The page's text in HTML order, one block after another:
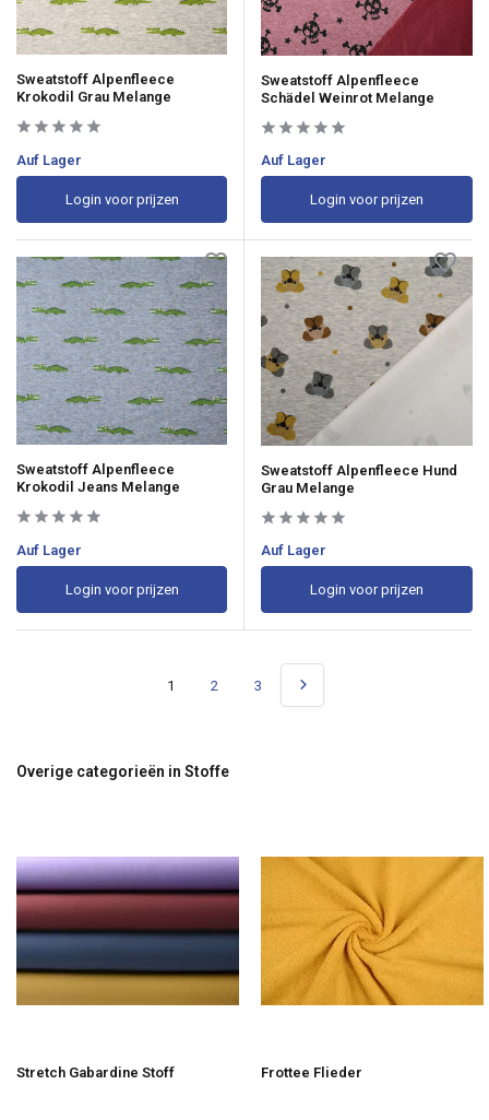
Sweatstoff Alpenfleece
Krokodil Grau Melange
Auf Lager
Login voor prijzen
Sweatstoff Alpenfleece
Schädel Weinrot Melange
Auf Lager
Login voor prijzen
Sweatstoff Alpenfleece
Krokodil Jeans Melange
Auf Lager
Login voor prijzen
Sweatstoff Alpenfleece Hund
Grau Melange
Auf Lager
Login voor prijzen
1 2 3
Overige categorieën in Stoffe
Stretch Gabardine Stoff Frottee Flieder